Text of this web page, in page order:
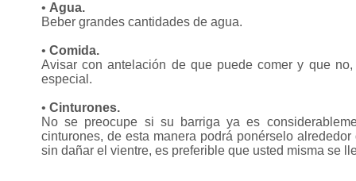
• Agua.
Beber grandes cantidades de agua.
• Comida.
Avisar con antelación de que puede comer y que
especial.
• Cinturones.
No se preocupe si su barriga ya es
cinturones, de esta manera podrá ponérselo
sin dañar el vientre, es preferible que usted misma se